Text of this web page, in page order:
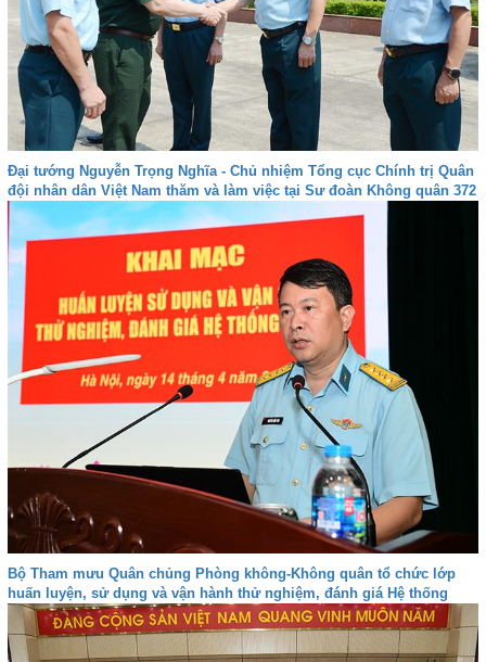
Đại tướng Nguyễn Trọng Nghĩa - Chủ nhiệm Tổng cục Chính trị Quân
đội nhân dân Việt Nam thăm và làm việc tại Sư đoàn Không quân 372
Bộ Tham mưu Quân chủng Phòng không-Không quân tổ chức lớp
huấn luyện, sử dụng và vận hành thử nghiệm, đánh giá Hệ thống
VQ2-M3